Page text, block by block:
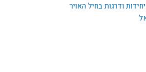
ודרגות בחיל האויר